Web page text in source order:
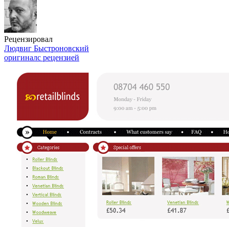
Рецензировал
Людвиг Быстроновский
оригиналс рецензией